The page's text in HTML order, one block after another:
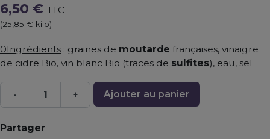
6,50 € TTC
(25,85 € kilo)
0Ingrédients : graines de moutarde françaises, vinaigre
de cidre Bio, vin blanc Bio (traces de sulfites), eau, sel
- + Ajouter au panier
Partager